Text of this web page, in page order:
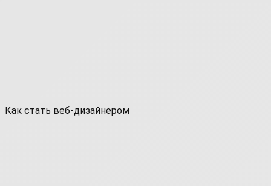
Как стать веб-дизайнером